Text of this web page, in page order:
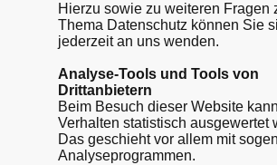
Hierzu sowie zu weiteren Fragen
Thema Datenschutz können Sie
jederzeit an uns wenden.
Analyse-Tools und Tools von
Dritt­anbietern
Beim Besuch dieser Website
Verhalten statistisch ausgewertet
Das geschieht vor allem mit
Analyseprogrammen.